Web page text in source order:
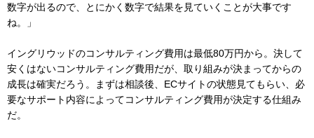
数字が出るので、とにかく数字で結果を見ていくことが大事です
ね。」
イングリウッドのコンサルティング費用は最低80万円から。決して
安くはないコンサルティング費用だが、取り組みが決まってからの
成長は確実だろう。まずは相談後、ECサイトの状態見てもらい、必
要なサポート内容によってコンサルティング費用が決定する仕組み
だ。